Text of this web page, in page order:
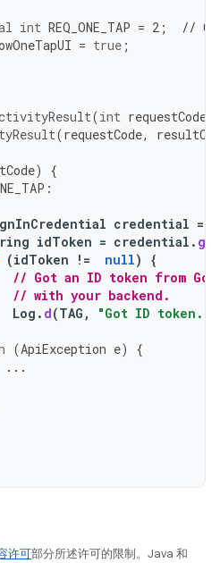
int REQ_ONE_TAP = 2 ;
//
= true ;
(int requestCode
(requestCode,
)
{
:
credential =
idToken = credential .
(idToken != null)
{
// Got an ID token from
// with your backend.
Log . d(TAG , "Got ID token."
(ApiException e)
{
...
许可部分所述许可的限制。Java 和